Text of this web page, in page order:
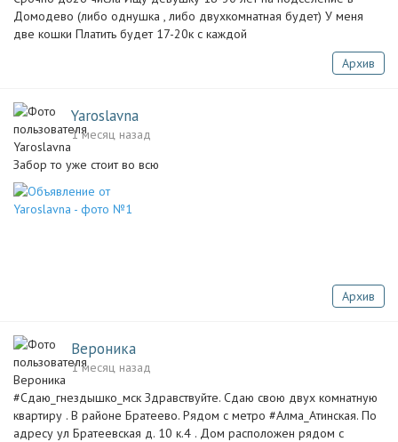
Домодево (либо однушка , либо двухкомнатная будет) У меня
две кошки Платить будет 17-20к с каждой
Архив
Yaroslavna
1 месяц назад
Забор то уже стоит во всю
Архив
Вероника
1 месяц назад
#Сдаю_гнездышко_мск Здравствуйте. Сдаю свою двух комнатную
квартиру . В районе Братеево. Рядом с метро #Алма_Атинская. По
адресу ул Братеевская д. 10 к.4 . Дом расположен рядом с